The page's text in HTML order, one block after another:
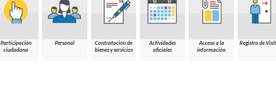
Participación
ciudadana
Personal
Contratación de
bienes y servicios
Actividades
oficiales
Acceso a la
información
Registro de